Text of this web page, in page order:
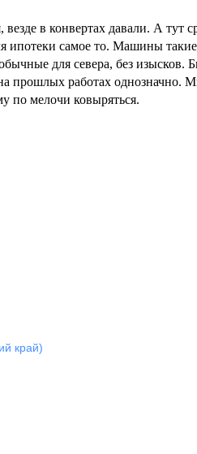
в конвертах давали. А тут
ипотеки самое то. Машины
для севера, без изысков.
работах однозначно. Минус, что
по мелочи ковыряться.
край)